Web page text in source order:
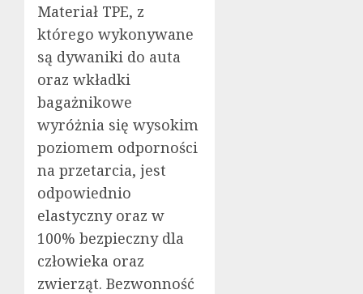
Materiał TPE, z
którego wykonywane
są dywaniki do auta
oraz wkładki
bagażnikowe
wyróżnia się wysokim
poziomem odporności
na przetarcia, jest
odpowiednio
elastyczny oraz w
100% bezpieczny dla
człowieka oraz
zwierząt. Bezwonność